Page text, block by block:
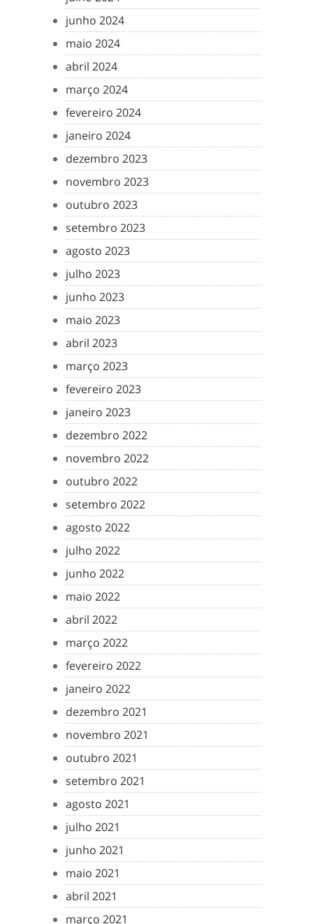
junho 2024
maio 2024
abril 2024
março 2024
fevereiro 2024
janeiro 2024
dezembro 2023
novembro 2023
outubro 2023
setembro 2023
agosto 2023
julho 2023
junho 2023
maio 2023
abril 2023
março 2023
fevereiro 2023
janeiro 2023
dezembro 2022
novembro 2022
outubro 2022
setembro 2022
agosto 2022
julho 2022
junho 2022
maio 2022
abril 2022
março 2022
fevereiro 2022
janeiro 2022
dezembro 2021
novembro 2021
outubro 2021
setembro 2021
agosto 2021
julho 2021
junho 2021
maio 2021
abril 2021
março 2021